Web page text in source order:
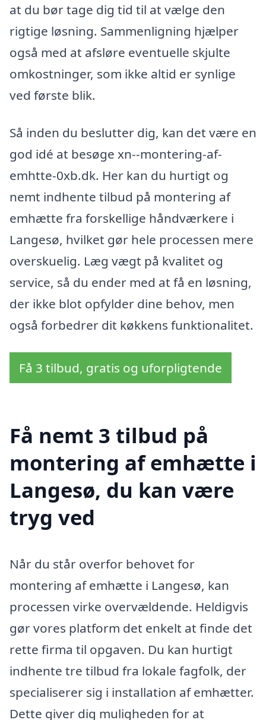
at du bør tage dig tid til at vælge den
rigtige løsning. Sammenligning hjælper
også med at afsløre eventuelle skjulte
omkostninger, som ikke altid er synlige
ved første blik.
Så inden du beslutter dig, kan det være en
god idé at besøge xn--montering-af-
emhtte-0xb.dk. Her kan du hurtigt og
nemt indhente tilbud på montering af
emhætte fra forskellige håndværkere i
Langesø, hvilket gør hele processen mere
overskuelig. Læg vægt på kvalitet og
service, så du ender med at få en løsning,
der ikke blot opfylder dine behov, men
også forbedrer dit køkkens funktionalitet.
Få 3 tilbud, gratis og uforpligtende
Få nemt 3 tilbud på
montering af emhætte i
Langesø, du kan være
tryg ved
Når du står overfor behovet for
montering af emhætte i Langesø, kan
processen virke overvældende. Heldigvis
gør vores platform det enkelt at finde det
rette firma til opgaven. Du kan hurtigt
indhente tre tilbud fra lokale fagfolk, der
specialiserer sig i installation af emhætter.
Dette giver dig muligheden for at